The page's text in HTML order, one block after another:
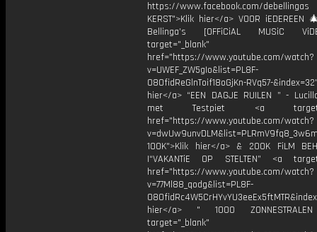
https://www.facebook.com/debellingas
KERST">Klik hier</a> VOOR
Bellinga’s [OFFiCiAL MUSiC
target="_blank"
href="https://www.youtube.com/watch?
v=UWEF_ZW5gIo&list=PL8F-
O8OfidReGlnToif18oGjKn-RVq57-
hier</a> “EEN DAGJE RUILEN ” -
met Testpiet <a
href="https://www.youtube.com/watch?
100K">Klik hier</a> & 200K FiLM
|“VAKANTiE OP STELTEN” <a
href="https://www.youtube.com/watch?
v=77Ml88_qodg&list=PL8F-
hier</a> " 1000
target="_blank"